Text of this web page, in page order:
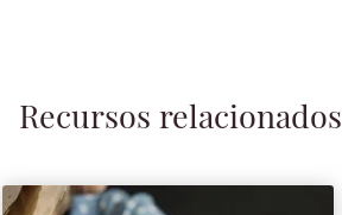
Recursos relacionados